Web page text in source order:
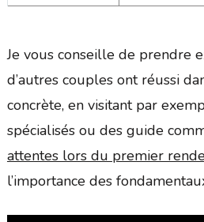
Je vous conseille de prendre
d’autres couples ont réussi
concrète, en visitant par
spécialisés ou des guide
attentes lors du premier
l’importance des